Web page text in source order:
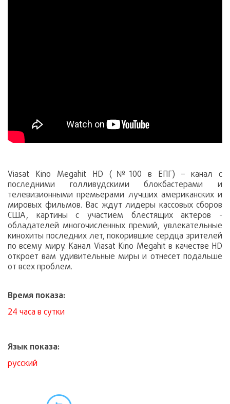
Viasat Kino Megahit HD (№100 в ЕПГ) – канал с
последними голливудскими блокбастерами и
телевизионными премьерами лучших американских и
мировых фильмов. Вас ждут лидеры кассовых сборов
США, картины с участием блестящих актеров -
обладателей многочисленных премий, увлекательные
кинохиты последних лет, покорившие сердца зрителей
по всему миру. Канал Viasat Kino Megahit в качестве HD
откроет вам удивительные миры и отнесет подальше
от всех проблем.
Время показа:
24 часа в сутки
Язык показа:
русский